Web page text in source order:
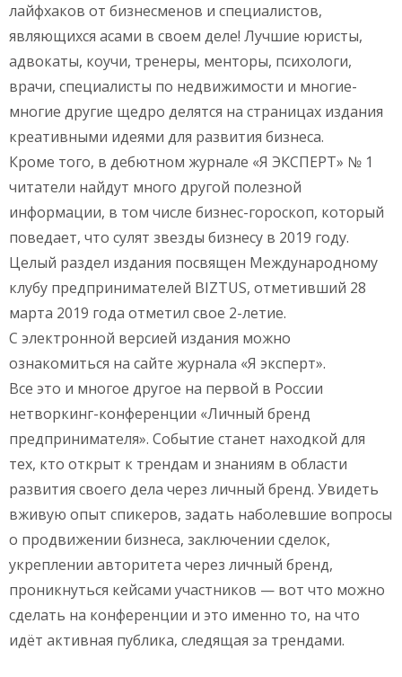
лайфхаков от бизнесменов и специалистов,
являющихся асами в своем деле! Лучшие юристы,
адвокаты, коучи, тренеры, менторы, психологи,
врачи, специалисты по недвижимости и многие-
многие другие щедро делятся на страницах издания
креативными идеями для развития бизнеса.
Кроме того, в дебютном журнале «Я ЭКСПЕРТ» № 1
читатели найдут много другой полезной
информации, в том числе бизнес-гороскоп, который
поведает, что сулят звезды бизнесу в 2019 году.
Целый раздел издания посвящен Международному
клубу предпринимателей BIZTUS, отметивший 28
марта 2019 года отметил свое 2-летие.
С электронной версией издания можно
ознакомиться на сайте журнала «Я эксперт».
Все это и многое другое на первой в России
нетворкинг-конференции «Личный бренд
предпринимателя». Событие станет находкой для
тех, кто открыт к трендам и знаниям в области
развития своего дела через личный бренд. Увидеть
вживую опыт спикеров, задать наболевшие вопросы
о продвижении бизнеса, заключении сделок,
укреплении авторитета через личный бренд,
проникнуться кейсами участников — вот что можно
сделать на конференции и это именно то, на что
идёт активная публика, следящая за трендами.